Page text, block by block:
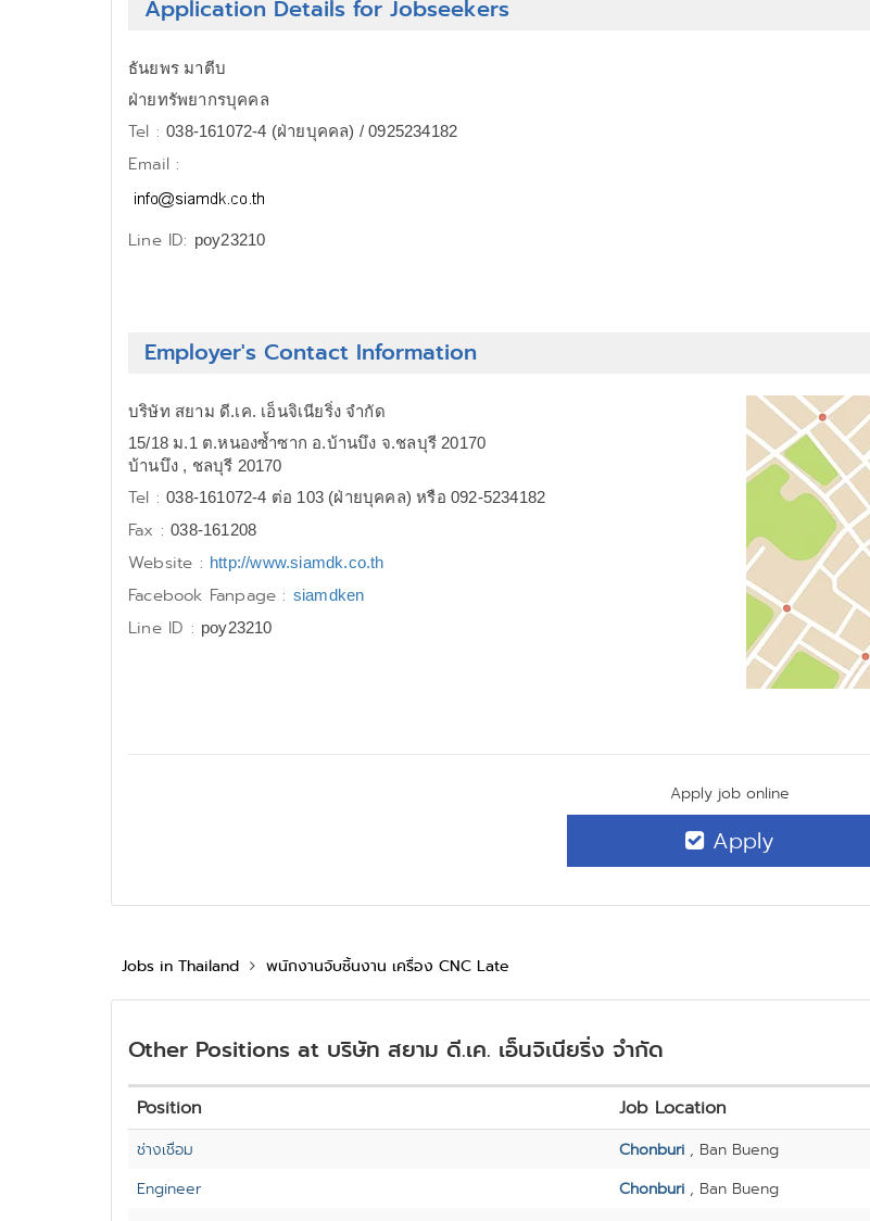
Application Details for Jobseekers
ธันยพร มาตีบ
ฝ่ายทรัพยากรบุคคล
Tel :038-161072-4 (ฝ่ายบุคคล) / 0925234182
Email :
Line ID: poy23210
Employer's Contact Information
บริษัท สยาม ดี.เค. เอ็นจิเนียริ่ง จำกัด
15/18 ม.1 ต.หนองซ้ำซาก อ.บ้านบึง จ.ชลบุรี 20170
บ้านบึง , ชลบุรี 20170
Tel :038-161072-4 ต่อ 103 (ฝ่ายบุคคล) หรือ 092-5234182
Fax :038-161208
Website : http://www.siamdk.co.th
Facebook Fanpage : siamdken
Line ID : poy23210
Apply job online
Apply
Jobs in Thailand พนักงานจับชิ้นงาน เครื่อง CNC Late
Other Positions at บริษัท สยาม ดี.เค. เอ็นจิเนียริ่ง จำกัด
Position Job Location
ช่างเชื่อม Chonburi , Ban Bueng
Engineer
Chonburi , Ban Bueng